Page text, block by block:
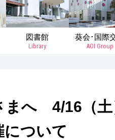
図書館
Library
葵会･国際
AOI Group
まへ 4/16（土
について